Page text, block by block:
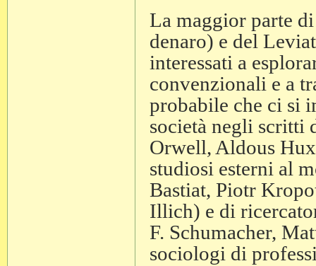
La maggior parte
denaro) e del
interessati a
convenzionali e a
probabile che ci si
società negli scritti
Orwell, Aldous
studiosi esterni al
Bastiat, Piotr
Illich) e di
F. Schumacher,
sociologi di